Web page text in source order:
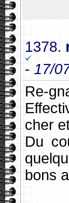
1378.
- 17/
Re-
cher
Du
bons